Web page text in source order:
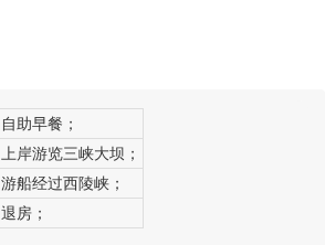
自助早餐；
上岸游览三峡大坝；
游船经过西陵峡；
退房；